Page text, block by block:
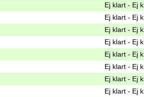
Ej klart - Ej
Ej klart - Ej
Ej klart - Ej
Ej klart - Ej
Ej klart - Ej
Ej klart - Ej
Ej klart - Ej
Ej klart - Ej